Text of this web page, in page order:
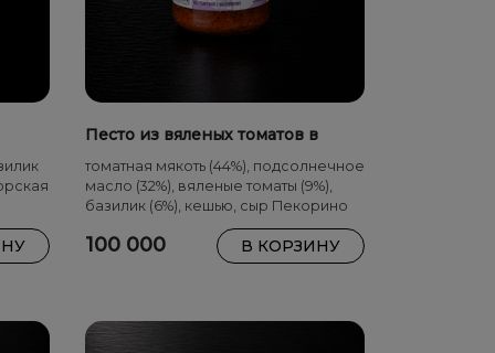
Песто из вяленых томатов в
подсолнечном масле 130 г
томатная мякоть (44%), подсолнечное
масло (32%), вяленые томаты (9%),
базилик (6%), кешью, сыр Пекорино
Романо, чеснок, соль
100 000 В КОРЗИНУ